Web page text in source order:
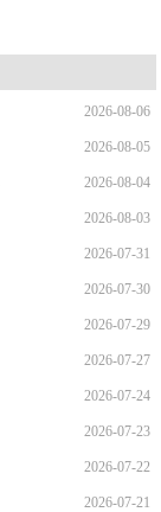
2026-08-06
2026-08-05
2026-08-04
2026-08-03
2026-07-31
2026-07-30
2026-07-29
2026-07-27
2026-07-24
2026-07-23
2026-07-22
2026-07-21